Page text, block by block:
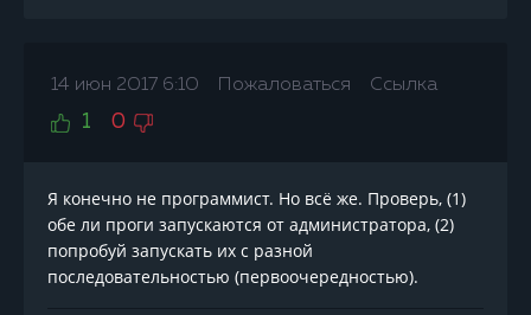
14 июн 2017 6:10 Пожаловаться Ссылка
1 0
Я конечно не программист. Но всё же. Проверь, (1)
обе ли проги запускаются от администратора, (2)
попробуй запускать их с разной
последовательностью (первоочередностью).